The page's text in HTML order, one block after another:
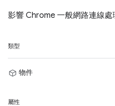
影響 Chrome 一般網路連線處
類型
物件
屬性